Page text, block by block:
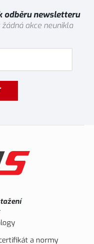
odběru newsletteru
akce neunikla
a normy